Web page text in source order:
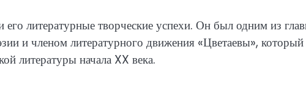
литературные творческие успехи. Он был одним из
и членом литературного движения «Цветаевы», который
литературы начала XX века.